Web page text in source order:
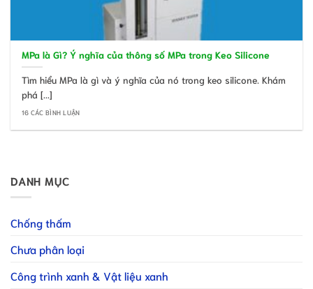
MPa là Gì? Ý nghĩa của thông số MPa trong Keo Silicone
Tìm hiểu MPa là gì và ý nghĩa của nó trong keo silicone. Khám
phá [...]
16 CÁC BÌNH LUẬN
DANH MỤC
Chống thấm
Chưa phân loại
Công trình xanh & Vật liệu xanh